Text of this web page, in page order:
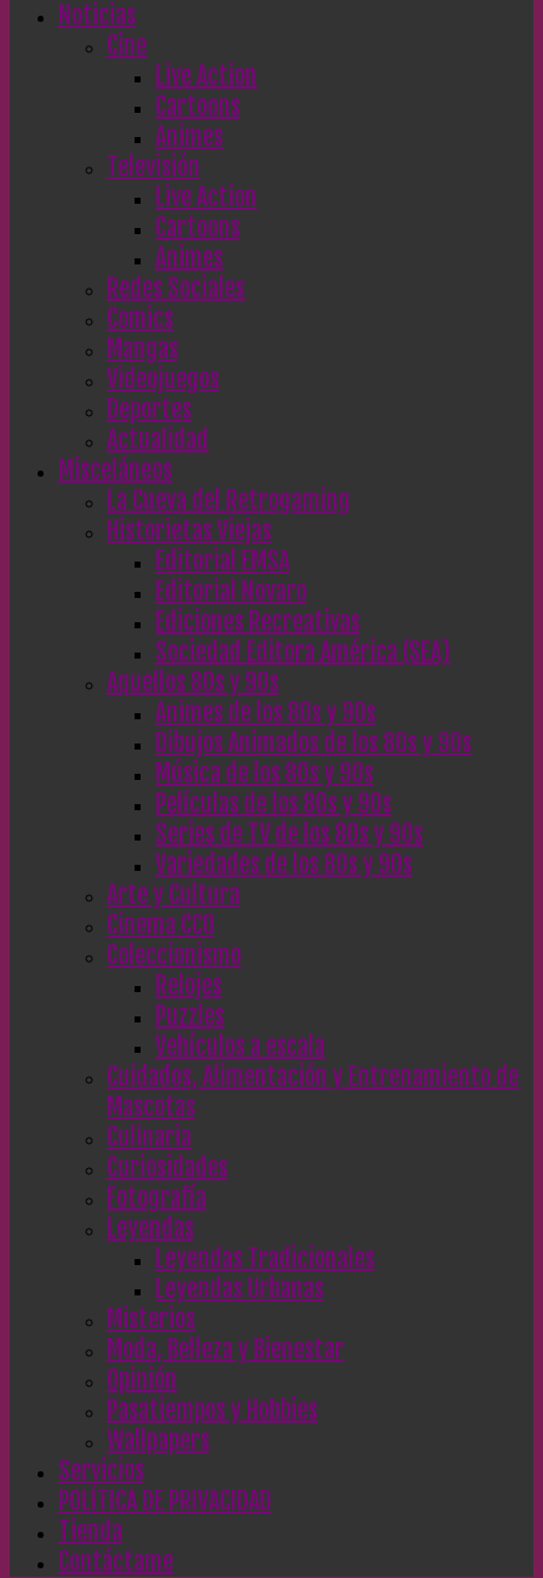
Noticias
Cine
Live Action
Cartoons
Animes
Televisión
Live Action
Cartoons
Animes
Redes Sociales
Comics
Mangas
Videojuegos
Deportes
Actualidad
Misceláneos
La Cueva del Retrogaming
Historietas Viejas
Editorial EMSA
Editorial Novaro
Ediciones Recreativas
Sociedad Editora América (SEA)
Aquellos 80s y 90s
Animes de los 80s y 90s
Dibujos Animados de los 80s y 90s
Música de los 80s y 90s
Películas de los 80s y 90s
Series de TV de los 80s y 90s
Variedades de los 80s y 90s
Arte y Cultura
Cinema CC0
Coleccionismo
Relojes
Puzzles
Vehículos a escala
Cuidados, Alimentación y Entrenamiento de
Mascotas
Culinaria
Curiosidades
Fotografía
Leyendas
Leyendas Tradicionales
Leyendas Urbanas
Misterios
Moda, Belleza y Bienestar
Opinión
Pasatiempos y Hobbies
Wallpapers
Servicios
POLÍTICA DE PRIVACIDAD
Tienda
Contáctame